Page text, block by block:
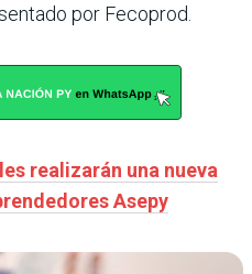
por Fecoprod.
realizarán una nueva
Asepy